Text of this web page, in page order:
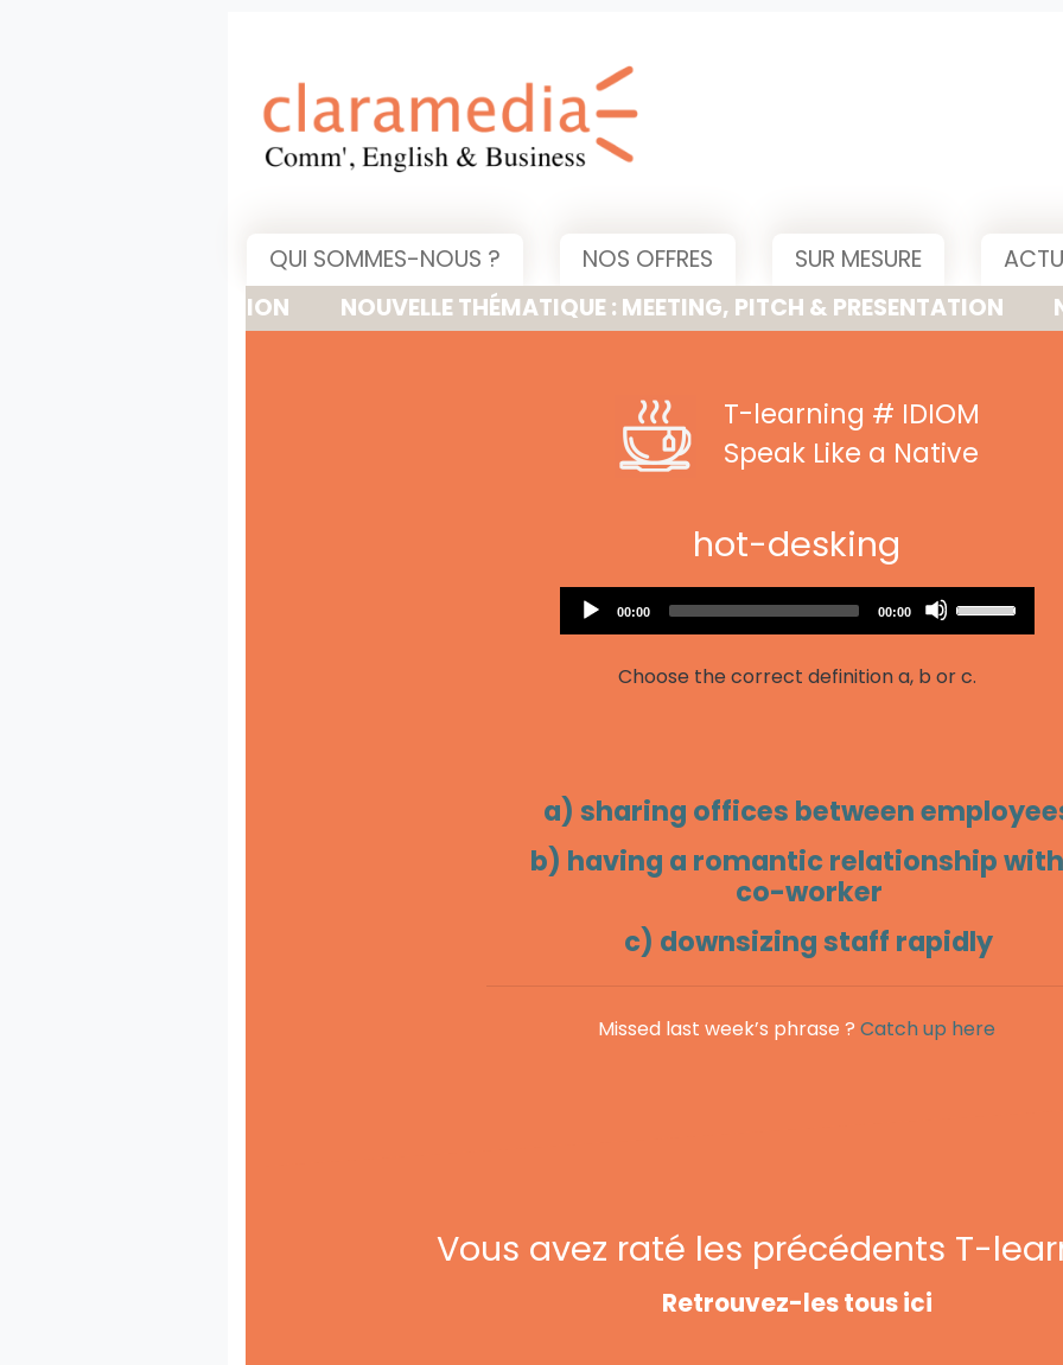
QUI SOMMES-NOUS ? NOS OFFRES SUR MESURE
NOUVELLE THÉMATIQUE : MEETING, PITCH & PRESENTATION
T-learning # IDIOM
Speak Like a Native
hot-desking
Audio
Player
Current
00:00
Total
00:00
keys
decrease
volume.
Choose the correct definition a, b or c.
a) sharing offices between
b) having a romantic relationship
co-worker
c) downsizing staff rapidly
Missed last week’s phrase ?Catch up here
Vous avez raté les précédents T-
Retrouvez-les tous ici